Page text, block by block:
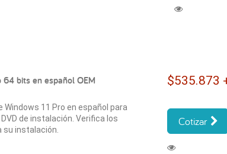
64 bits en español OEM
Windows 11 Pro en español para
de instalación. Verifica los
instalación.
$535.873
Cotizar